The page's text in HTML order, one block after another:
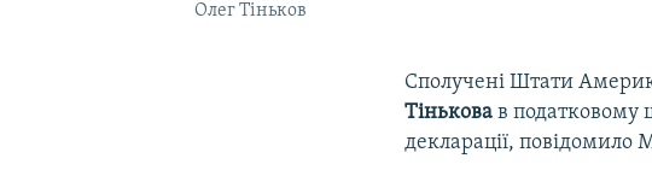
Олег Тіньков
Сполучені Штати
Тінькова в податковому
декларації, повідомило